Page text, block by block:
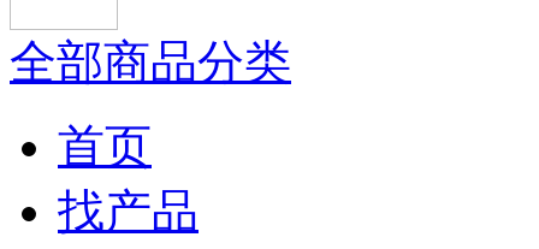
全部商品分类
首页
找产品